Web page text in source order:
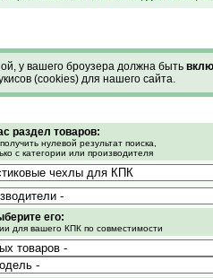
у вашего броузера должна быть
(cookies) для нашего сайта.
раздел товаров:
нулевой результат поиска,
с категории или производителя
его:
для вашего КПК по совместимости